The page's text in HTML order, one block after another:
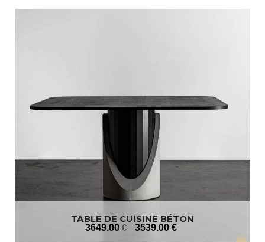
TABLE DE CUISINE BÉTON
3649.00 € 3539.00 €